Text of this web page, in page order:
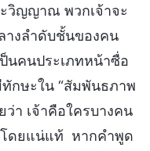
วิญญาณ พวกเจ้าจะ
งลำดับชั้นของคน
นคนประเภทหน้าซื่อ
กษะใน “สัมพันธภาพ
ว่า เจ้าคือใครบางคน
โดยแน่แท้ หากคำพูด